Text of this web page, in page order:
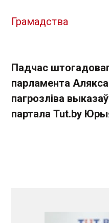
Грамадства
Падчас
парламента
пагрозліва
партала Tut.by